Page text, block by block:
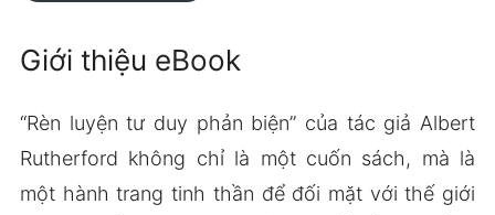
Giới thiệu eBook
“Rèn luyện tư duy phản biện” của tác giả Albert
Rutherford không chỉ là một cuốn sách, mà là
một hành trang tinh thần để đối mặt với thế giới